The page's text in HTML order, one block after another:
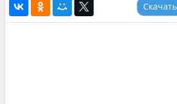
Скачать